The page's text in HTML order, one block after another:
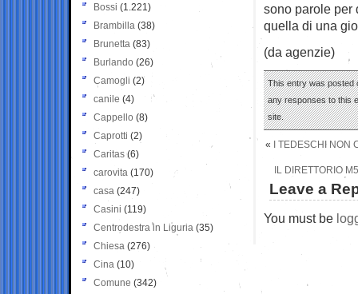
sono parole per
quella di una
(da agenzie)
This entry was posted
any responses to this
site.
« I TEDESCHI NON
IL DIRETTORIO
Leave a
You must be
Bossi (1.221)
Brambilla (38)
Brunetta (83)
Burlando (26)
Camogli (2)
canile (4)
Cappello (8)
Caprotti (2)
Caritas (6)
carovita (170)
casa (247)
Casini (119)
Centrodestra in Liguria (35)
Chiesa (276)
Cina (10)
Comune (342)